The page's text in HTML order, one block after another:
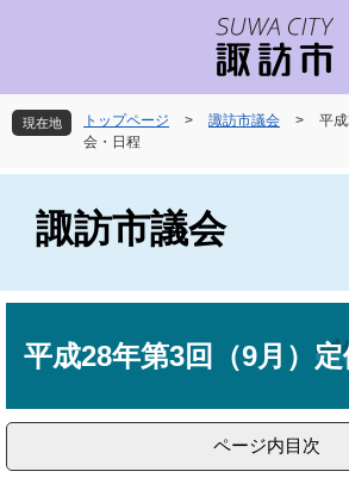
先
頭
を
飛
へ
現在地 トップページ > 諏訪市議会 >
平
会・日程
諏訪市議会
平成28年第3回（9月）
ページ内目次